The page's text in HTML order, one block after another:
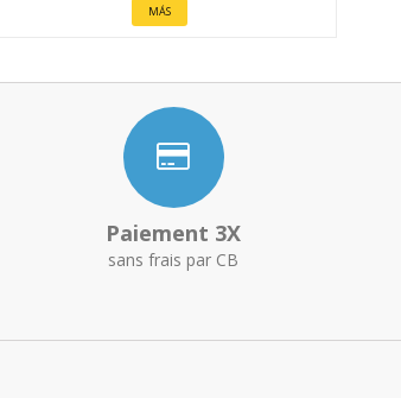
MÁS
Paiement 3X
sans frais par CB